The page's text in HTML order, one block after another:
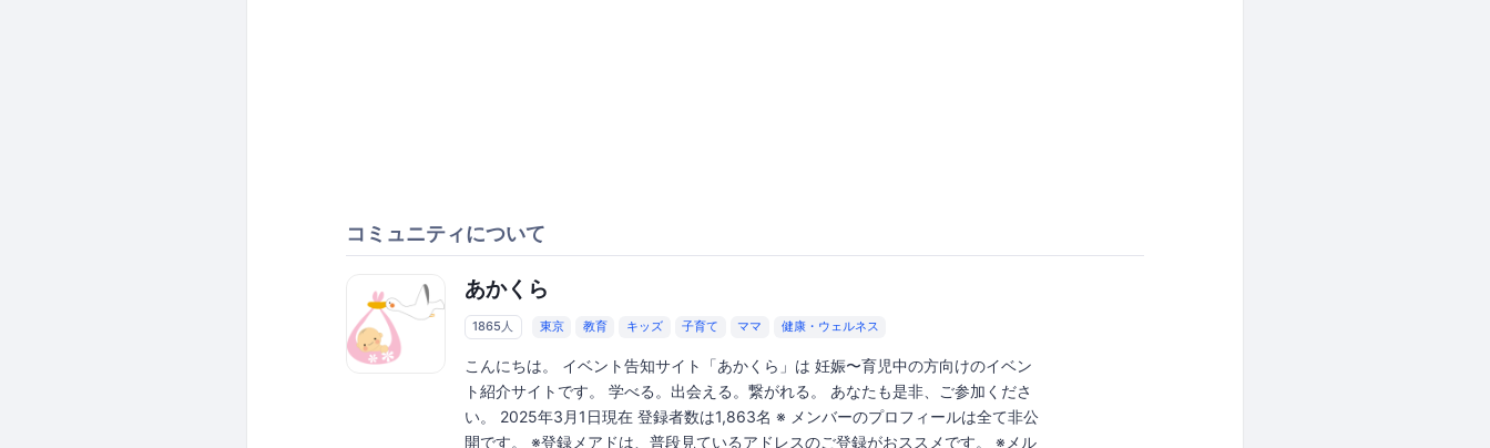
コミュニティについて
あかくら
1865人 東京 教育 キッズ 子育て ママ 健康・ウェルネス
こんにちは。 イベント告知サイト「あかくら」は 妊娠〜育児中の方向けのイベン
ト紹介サイトです。 学べる。出会える。繋がれる。 あなたも是非、ご参加くださ
い。 2025年3月1日現在 登録者数は1,863名 ※ メンバーのプロフィールは全て非公
開です。 ※登録メアドは、普段見ているアドレスのご登録がおススメです。 ※メル